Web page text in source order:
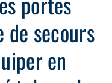
de secours
en